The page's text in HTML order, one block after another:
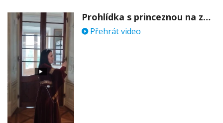
Prohlídka s princeznou na zámku Stekník
Přehrát video